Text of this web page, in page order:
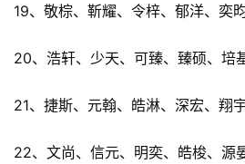
19、敬棕、靳耀、令梓、郁洋、奕
20、浩轩、少天、可臻、臻硕、培
21、捷斯、元翰、皓淋、深宏、翔
22、文尚、信元、明奕、皓梭、源